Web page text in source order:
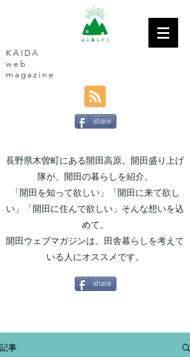
KAIDA
web
magazine
share
長野県木曽町にある開田高原。開田盛り上げ
隊が、開田の暮らしを紹介。
「開田を知って欲しい」「開田に来て欲し
い」「開田に住んで欲しい」そんな想いを込
めて。
開田ウェブマガジンは、田舎暮らしを考えて
いる人にオススメです。
share
記事